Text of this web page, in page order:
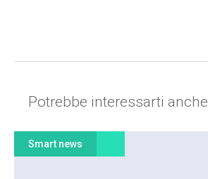
Potrebbe interessarti anche
Smart news